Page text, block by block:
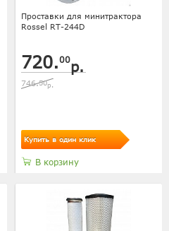
Проставки для минитрактора
Rossel RT-244D
720.00р.
746.50р.
Купить в один клик
В корзину